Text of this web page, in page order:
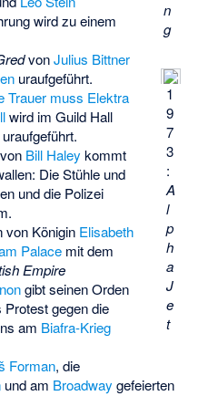
n
g
1
9
7
3
:
A
l
p
h
a
J
e
t
wird zu einem
vonJulius Bittner
uraufgeführt.
Trauer muss Elektra
wird im Guild Hall
Bill Haley kommt
Die Stühle und
und die Polizei
von Königin Elisabeth
Palacemit dem
Empire
gibt seinen Orden
gegen die
am Biafra-Krieg
Forman, die
und am Broadway gefeierten